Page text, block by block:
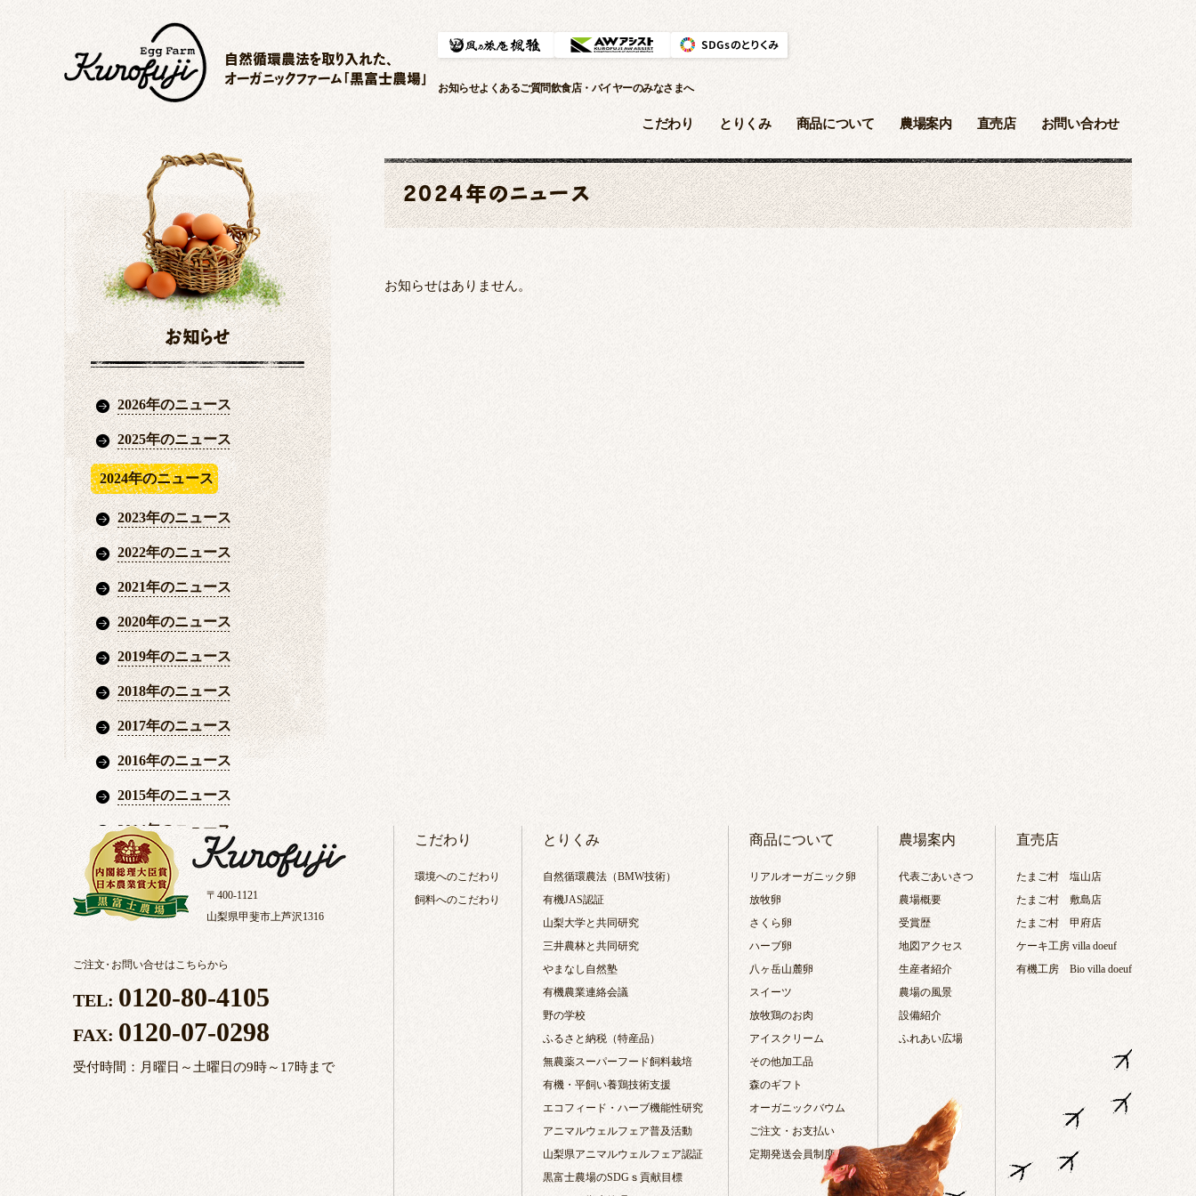
自然循環農法を取り入れた、
オーガニックファーム「黒富士農場」
お知らせよくあるご質問飲食店・バイヤーのみなさまへ
こだわり とりくみ 商品について 農場案内 直売店 お問い合わせ
お知らせ
2026年のニュース
2025年のニュース
2024年のニュース
2023年のニュース
2022年のニュース
2021年のニュース
2020年のニュース
2019年のニュース
2018年のニュース
2017年のニュース
2016年のニュース
2015年のニュース
2014年のニュース
2024年のニュース
お知らせはありません。
〒400-1121
山梨県甲斐市上芦沢1316
ご注文・お問い合せはこちらから
TEL: 0120-80-4105
FAX: 0120-07-0298
受付時間：月曜日～土曜日の9時～17時まで
こだわり
環境へのこだわり
飼料へのこだわり
とりくみ
自然循環農法（BMW技術）
有機JAS認証
山梨大学と共同研究
三井農林と共同研究
やまなし自然塾
有機農業連絡会議
野の学校
ふるさと納税（特産品）
無農薬スーパーフード飼料栽培
有機・平飼い養鶏技術支援
エコフィード・ハーブ機能性研究
アニマルウェルフェア普及活動
山梨県アニマルウェルフェア認証
黒富士農場のSDGｓ貢献目標
商品について
リアルオーガニック卵
放牧卵
さくら卵
ハーブ卵
八ヶ岳山麓卵
スイーツ
放牧鶏のお肉
アイスクリーム
その他加工品
森のギフト
オーガニックバウム
ご注文・お支払い
定期発送会員制度
農場案内
代表ごあいさつ
農場概要
受賞歴
地図アクセス
生産者紹介
農場の風景
設備紹介
ふれあい広場
直売店
たまご村 塩山店
たまご村 敷島店
たまご村 甲府店
ケーキ工房 villa doeuf
有機工房 Bio villa doeuf